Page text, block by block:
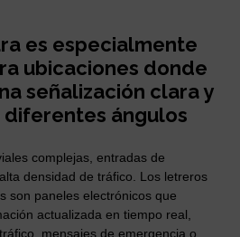
es especialmente
ubicaciones donde
señalización clara y
ángulos
complejas, entradas de
densidad de tráfico. Los letreros
son paneles electrónicos que
actualizada en tiempo real,
mensajes de emergencia o